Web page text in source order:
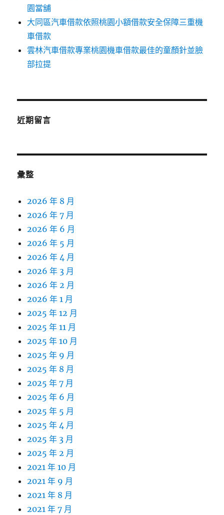
園當舖
大同區汽車借款依照桃園小額借款安全保障三重機
車借款
雲林汽車借款專業桃園機車借款最佳的童顏針並臉
部拉提
近期留言
彙整
2026 年 8 月
2026 年 7 月
2026 年 6 月
2026 年 5 月
2026 年 4 月
2026 年 3 月
2026 年 2 月
2026 年 1 月
2025 年 12 月
2025 年 11 月
2025 年 10 月
2025 年 9 月
2025 年 8 月
2025 年 7 月
2025 年 6 月
2025 年 5 月
2025 年 4 月
2025 年 3 月
2025 年 2 月
2021 年 10 月
2021 年 9 月
2021 年 8 月
2021 年 7 月